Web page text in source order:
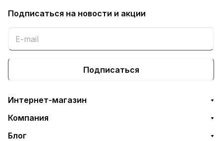
Подписаться на новости и акции
Подписаться
Интернет-магазин
Компания
Блог